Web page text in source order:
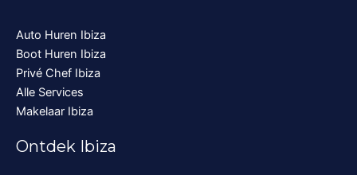
Auto Huren Ibiza
Boot Huren Ibiza
Privé Chef Ibiza
Alle Services
Makelaar Ibiza
Ontdek Ibiza